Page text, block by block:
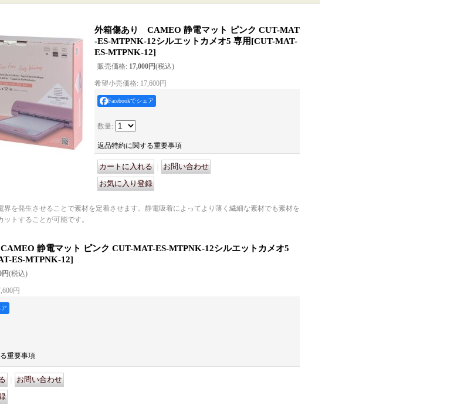
外箱傷あり CAMEO 静電マット ピンク CUT-MAT
-ES-MTPNK-12シルエットカメオ5 専用[CUT-MAT-
ES-MTPNK-12]
販売価格: 17,000円(税込)
希望小売価格: 17,600円
Facebookでシェア
数量:
返品特約に関する重要事項
界を発生させることで素材を定着させます。静電吸着によってより薄く繊細な素材でも素材を
ットすることが可能です。
静電マット ピンク CUT-MAT-ES-MTPNK-12シルエットカメオ5
ES-MTPNK-12]
円(税込)
円
ア
重要事項